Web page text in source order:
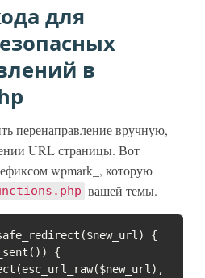
для
в
перенаправление вручную,
URL страницы. Вот
wpmark_, которую
вашей темы.
{